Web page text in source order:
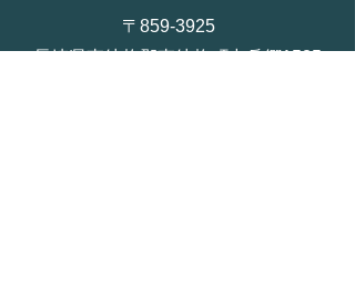
〒859-3925
長崎県東彼杵郡東彼杵町中岳郷1535